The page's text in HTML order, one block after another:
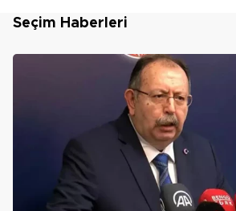
Seçim Haberleri